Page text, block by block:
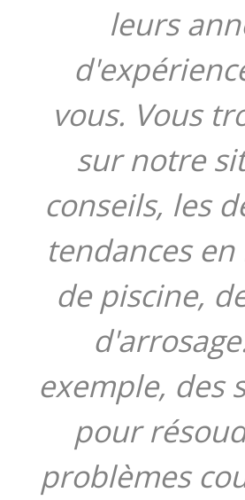
leurs
vous. Vous
sur notre
conseils, les
tendances
de piscine,
exemple, des
pour
problèmes